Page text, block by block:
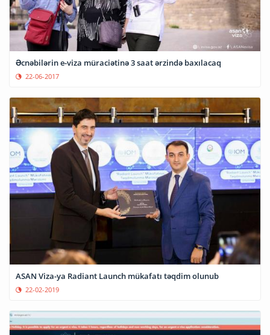
Əcnəbilərin e-viza müraciətinə 3 saat ərzində baxılacaq
22-06-2017
ASAN Viza-ya Radiant Launch mükafatı təqdim olunub
22-02-2019